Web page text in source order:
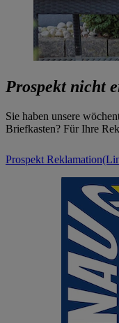
Prospekt nicht
Sie haben unsere
Briefkasten? Für Ihre
Prospekt Reklamation